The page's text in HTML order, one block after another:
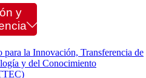
y
para la Innovación, Transferencia de
y del Conocimiento